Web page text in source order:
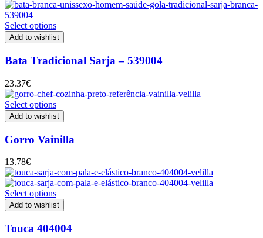
Select options
Add to wishlist
Bata Tradicional Sarja – 539004
23.37€
Select options
Add to wishlist
Gorro Vainilla
13.78€
Select options
Add to wishlist
Touca 404004